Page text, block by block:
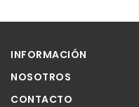
INFORMACIÓN
NOSOTROS
CONTACTO